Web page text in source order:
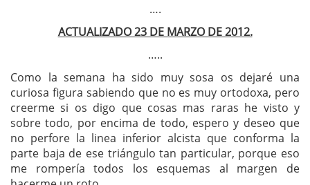
….
ACTUALIZADO 23 DE MARZO DE 2012.
…..
Como la semana ha sido muy sosa os dejaré una
curiosa figura sabiendo que no es muy ortodoxa, pero
creerme si os digo que cosas mas raras he visto y
sobre todo, por encima de todo, espero y deseo que
no perfore la linea inferior alcista que conforma la
parte baja de ese triángulo tan particular, porque eso
me rompería todos los esquemas al margen de